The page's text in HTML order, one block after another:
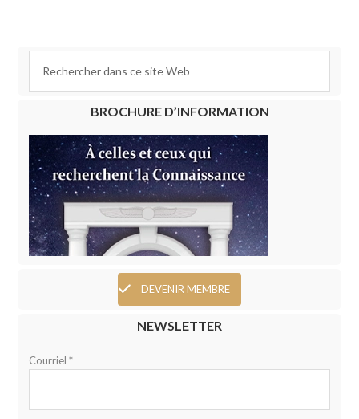
BROCHURE D’INFORMATION
DEVENIR MEMBRE
NEWSLETTER
Courriel *